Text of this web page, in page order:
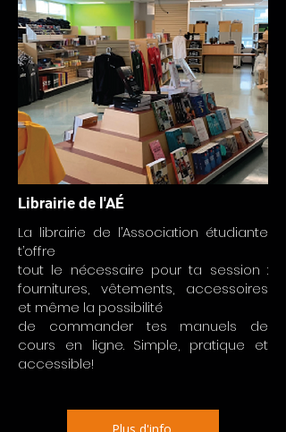
Librairie de l'AÉ
La librairie de l’Association étudiante
t’offre
tout le nécessaire pour ta session :
fournitures, vêtements, accessoires
et même la possibilité
de commander tes manuels de
cours en ligne. Simple, pratique et
accessible!
Plus d'info